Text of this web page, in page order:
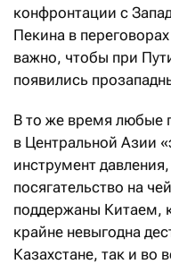
конфронтации с
Пекина в
важно, чтобы при
появились
В то же время любые
в Центральной Азии
инструмент
посягательство на
поддержаны Китаем,
крайне невыгодна
Казахстане, так и во